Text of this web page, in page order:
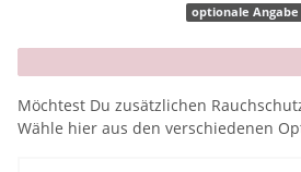
optionale Angabe
x
Möchtest Du zusätzlichen
Wähle hier aus den verschiedenen